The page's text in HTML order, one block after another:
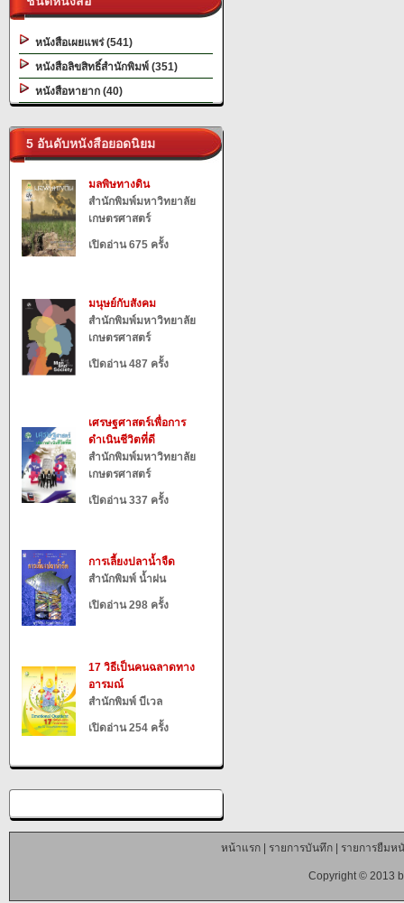
หนังสือเผยแพร่ (541)
หนังสือลิขสิทธิ์สำนักพิมพ์ (351)
หนังสือหายาก (40)
5 อันดับหนังสือยอดนิยม
มลพิษทางดิน
สำนักพิมพ์มหาวิทยาลัย
เกษตรศาสตร์
เปิดอ่าน 675 ครั้ง
มนุษย์กับสังคม
สำนักพิมพ์มหาวิทยาลัย
เกษตรศาสตร์
เปิดอ่าน 487 ครั้ง
เศรษฐศาสตร์เพื่อการ
ดำเนินชีวิตที่ดี
สำนักพิมพ์มหาวิทยาลัย
เกษตรศาสตร์
เปิดอ่าน 337 ครั้ง
การเลี้ยงปลาน้ำจืด
สำนักพิมพ์ น้ำฝน
เปิดอ่าน 298 ครั้ง
17 วิธีเป็นคนฉลาดทาง
อารมณ์
สำนักพิมพ์ บีเวล
เปิดอ่าน 254 ครั้ง
หน้าแรก| รายการบันทึก| รายการยืมห
Copyright © 2013